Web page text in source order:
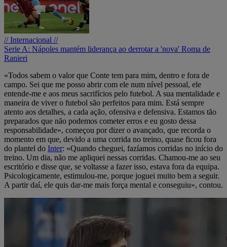
// Internacional //
Serie A: Nápoles mantém liderança ao derrotar a 'nova' Roma de
Ranieri
«Todos sabem o valor que Conte tem para mim, dentro e fora de
campo. Sei que me posso abrir com ele num nível pessoal, ele
entende-me e aos meus sacrifícios pelo futebol. A sua mentalidade e
maneira de viver o futebol são perfeitos para mim. Está sempre
atento aos detalhes, a cada ação, ofensiva e defensiva. Estamos tão
preparados que não podemos cometer erros e eu gosto dessa
responsabilidade», começou por dizer o avançado, que recorda o
momento em que, devido a uma corrida no treino, quase ficou fora
do plantel do Inter: «Quando cheguei, fazíamos corridas no início do
treino. Um dia, não me apliquei nessas corridas. Chamou-me ao seu
escritório e disse que, se voltasse a fazer isso, estava fora da equipa.
Psicologicamente, estimulou-me, porque joguei muito bem a seguir.
A partir daí, ele quis dar-me mais força mental e conseguiu», contou.